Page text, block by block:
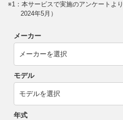
※1：本サービスで実施のアンケートよ
2024年5月）
メーカー
モデル
年式